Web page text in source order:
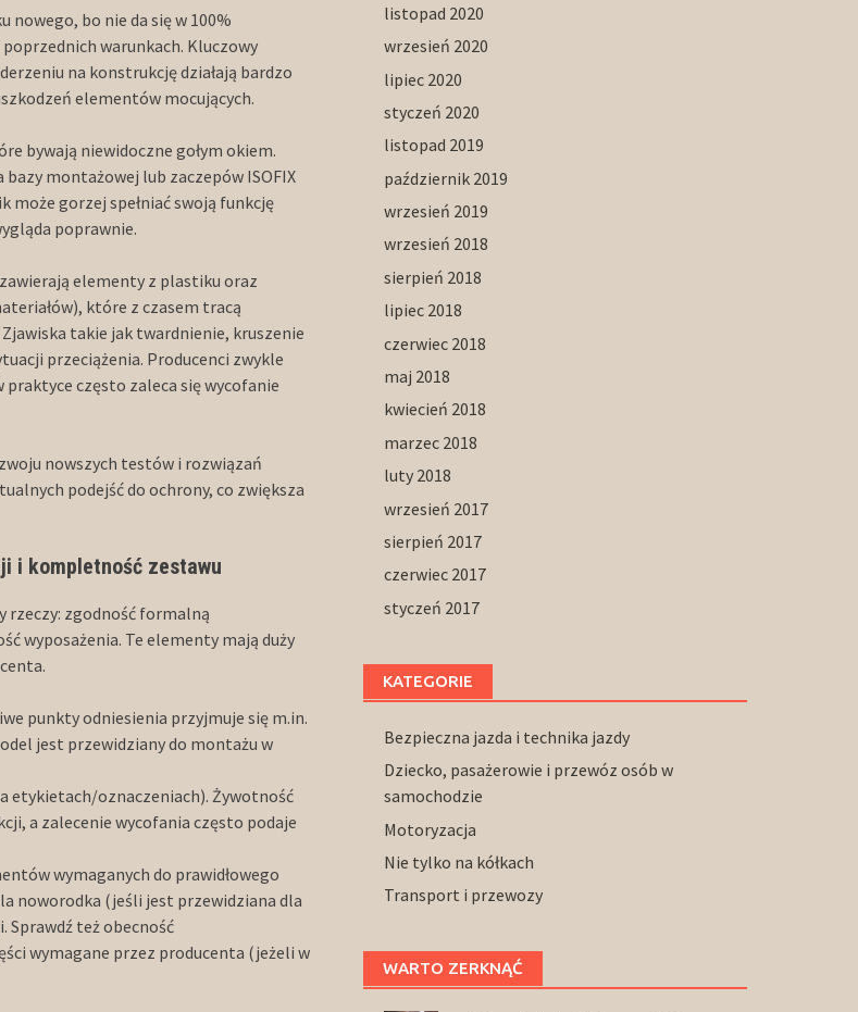
nowego, bo nie da się w 100%
warunkach. Kluczowy
na konstrukcję działają bardzo
elementów mocujących.
bywają niewidoczne gołym okiem.
montażowej lub zaczepów ISOFIX
może gorzej spełniać swoją funkcję
poprawnie.
elementy z plastiku oraz
które z czasem tracą
Zjawiska takie jak twardnienie, kruszenie
przeciążenia. Producenci zwykle
często zaleca się wycofanie
nowszych testów i rozwiązań
podejść do ochrony, co zwiększa
i kompletność zestawu
rzeczy: zgodność formalną
wyposażenia. Te elementy mają duży
punkty odniesienia przyjmuje się m.in.
jest przewidziany do montażu w
etykietach/oznaczeniach). Żywotność
a zalecenie wycofania często podaje
wymaganych do prawidłowego
noworodka (jeśli jest przewidziana dla
też obecność
wymagane przez producenta (jeżeli w
listopad 2020
wrzesień 2020
lipiec 2020
styczeń 2020
listopad 2019
październik 2019
wrzesień 2019
wrzesień 2018
sierpień 2018
lipiec 2018
czerwiec 2018
maj 2018
kwiecień 2018
marzec 2018
luty 2018
wrzesień 2017
sierpień 2017
czerwiec 2017
styczeń 2017
KATEGORIE
Bezpieczna jazda i technika jazdy
Dziecko, pasażerowie i przewóz osób w
samochodzie
Motoryzacja
Nie tylko na kółkach
Transport i przewozy
WARTO ZERKNĄĆ